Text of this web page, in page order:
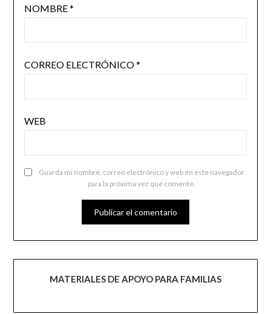
NOMBRE*
CORREO ELECTRÓNICO*
WEB
Guarda mi nombre, correo electrónico y web en este navegador
para la próxima vez que comente.
MATERIALES DE APOYO PARA FAMILIAS